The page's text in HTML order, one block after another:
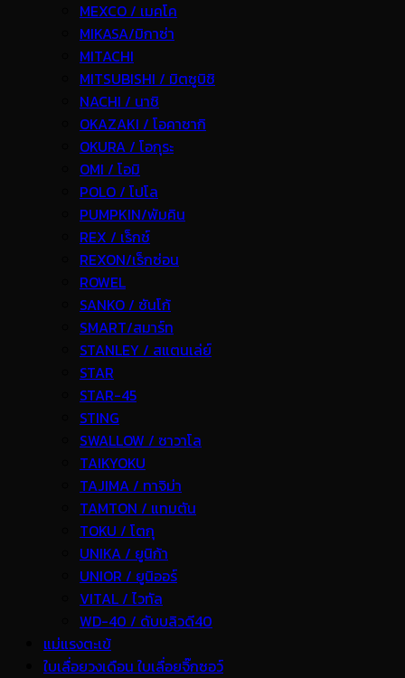
MEXCO / เมคโค
MIKASA/มิกาซ่า
MITACHI
MITSUBISHI / มิตซูบิชิ
NACHI / นาชิ
OKAZAKI / โอคาซากิ
OKURA / โอกุระ
OMI / โอมิ
POLO / โปโล
PUMPKIN/พัมคิน
REX / เร็กช์
REXON/เร็กซ่อน
ROWEL
SANKO / ซันโก้
SMART/สมาร์ท
STANLEY / สแตนเล่ย์
STAR
STAR-45
STING
SWALLOW / ซาวาโล
TAIKYOKU
TAJIMA / ทาจิม่า
TAMTON / แทมตัน
TOKU / โตกุ
UNIKA / ยูนิก้า
UNIOR / ยูนิออร์
VITAL / ไวทัล
WD-40 / ดับบลิวดี40
แม่แรงตะเข้
ใบเลื่อยวงเดือน ใบเลื่อยจิ๊กซอว์